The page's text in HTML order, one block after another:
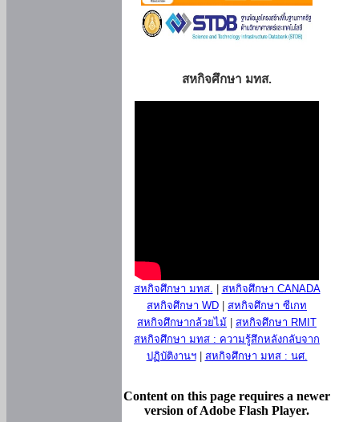
สหกิจศึกษา มทส.
สหกิจศึกษา มทส.
สหกิจศึกษา CANADA
สหกิจศึกษา WD
สหกิจศึกษา ซีเกท
สหกิจศึกษากล้วยไม้
สหกิจศึกษา RMIT
สหกิจศึกษา มทส : ความรู้สึกหลังกลับจาก
ปฏิบัติงานฯ| สหกิจศึกษา มทส : นศ.
Content on this page requires a newer
version of Adobe Flash Player.